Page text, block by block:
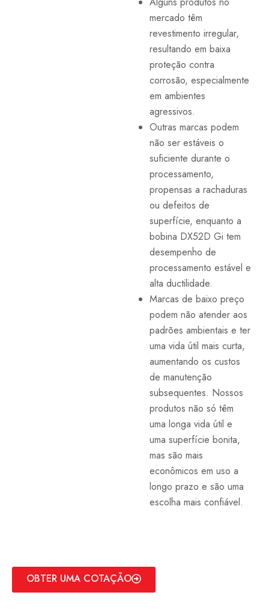
mercado têm
revestimento irregular,
resultando em baixa
proteção contra
corrosão, especialmente
em ambientes
agressivos.
Outras marcas podem
não ser estáveis o
suficiente durante o
processamento,
propensas a rachaduras
ou defeitos de
superfície, enquanto a
bobina DX52D Gi tem
desempenho de
processamento estável e
alta ductilidade.
Marcas de baixo preço
podem não atender aos
padrões ambientais e ter
uma vida útil mais curta,
aumentando os custos
de manutenção
subsequentes. Nossos
produtos não só têm
uma longa vida útil e
uma superfície bonita,
mas são mais
econômicos em uso a
longo prazo e são uma
escolha mais confiável.
OBTER UMA COTAÇÃO